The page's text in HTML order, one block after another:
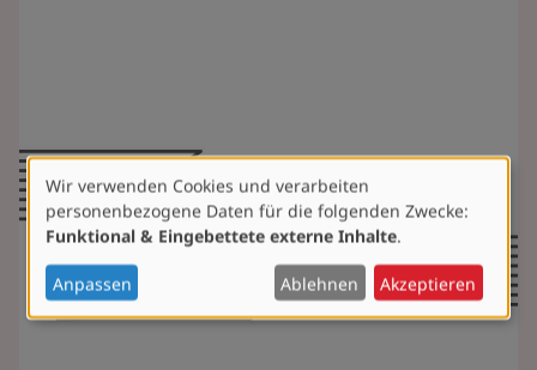
Verwendung
von
personenbezogenen
Daten
und
Cookies
Wir verwenden Cookies und verarbeiten
personenbezogene Daten für die folgenden Zwecke:
Funktional & Eingebettete externe Inhalte.
Anpassen Ablehnen Akzeptieren